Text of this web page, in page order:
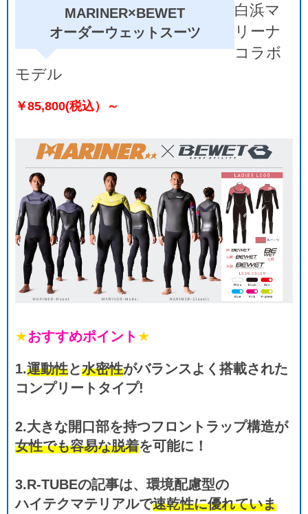
MARINER×BEWET
オーダーウェットスーツ
白浜マ
リーナ
コラボ
モデル
￥85,800(税込）～
★おすすめポイント★
1.運動性と水密性がバランスよく搭載された
コンプリートタイプ!
2.大きな開口部を持つフロントラップ構造が
女性でも容易な脱着を可能に！
3.R-TUBEの記事は、環境配慮型の
ハイテクマテリアルで速乾性に優れていま